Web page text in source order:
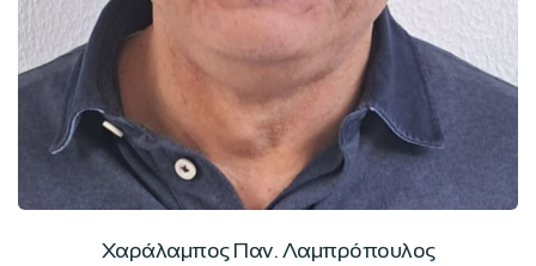
Χαράλαμπος Παν. Λαμπρόπουλος